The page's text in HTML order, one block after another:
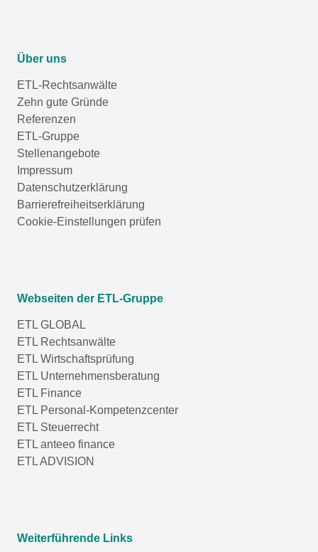
Über uns
ETL-Rechtsanwälte
Zehn gute Gründe
Referenzen
ETL-Gruppe
Stellenangebote
Impressum
Datenschutzerklärung
Barrierefreiheitserklärung
Cookie-Einstellungen prüfen
Webseiten der ETL-Gruppe
ETL GLOBAL
ETL Rechtsanwälte
ETL Wirtschaftsprüfung
ETL Unternehmensberatung
ETL Finance
ETL Personal-Kompetenzcenter
ETL Steuerrecht
ETL anteeo finance
ETL ADVISION
Weiterführende Links